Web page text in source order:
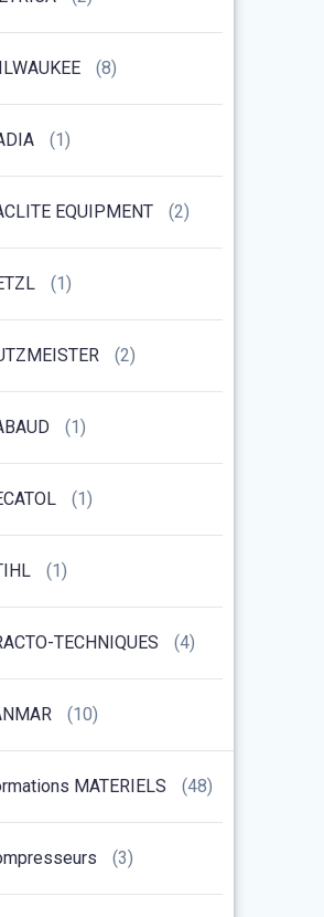
(8)
(1)
EQUIPMENT (2)
(1)
(2)
(1)
(1)
(1)
TECHNIQUES (4)
(10)
MATERIELS (48)
(3)